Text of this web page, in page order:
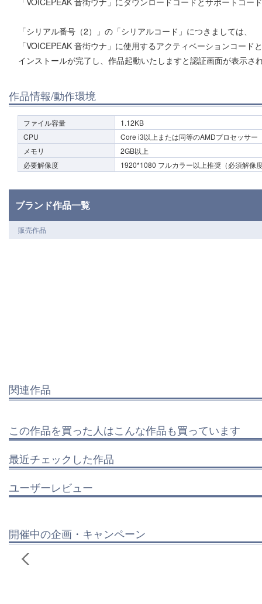
「シリアル番号（2）」の「シリアルコード」につきましては、
「VOICEPEAK 音街ウナ」に使用するアクティベーションコード
インストールが完了し、作品起動いたしますと認証画面が表示さ
作品情報/動作環境
ファイル容量
1.12KB
CPU
Core i3以上または同等のAMDプロセッサー
メモリ
2GB以上
必要解像度
1920*1080 フルカラー以上推奨（必須解像
ブランド作品一覧
販売作品
関連作品
この作品を買った人はこんな作品も買っています
最近チェックした作品
ユーザーレビュー
開催中の企画・キャンペーン